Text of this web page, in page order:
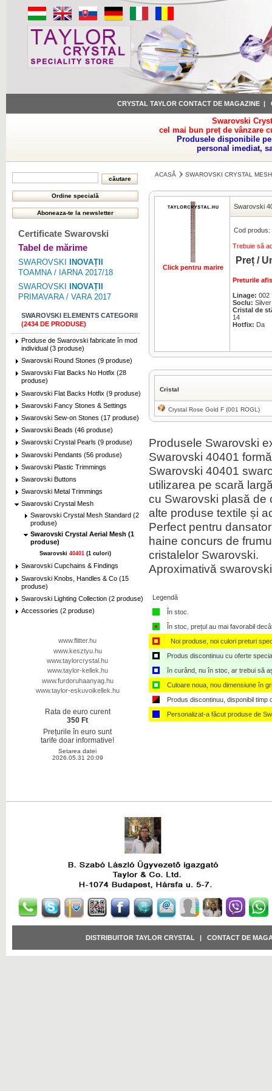
CRYSTAL TAYLOR CONTACT DE MAGAZINE |
Swarovski
cel mai bun preț de vânzare
Produsele disponibile
personal imediat,
Certificate Swarovski
Tabel de mărime
SWAROVSKI
INOVAȚII
TOAMNA / IARNA 2017/18
SWAROVSKI
INOVAȚII
PRIMAVARA / VARA 2017
SWAROVSKI ELEMENTS CATEGORII
(2434 DE PRODUSE)
Produse de Swarovski fabricate în mod
individual (3 produse)
Swarovski Round Stones (9 produse)
Swarovski Flat Backs No Hotfix (28
produse)
Swarovski Flat Backs Hotfix (9 produse)
Swarovski Fancy Stones & Settings
Swarovski Sew-on Stones (17 produse)
Swarovski Beads (46 produse)
Swarovski Crystal Pearls (9 produse)
Swarovski Pendants (56 produse)
Swarovski Plastic Trimmings
Swarovski Buttons
Swarovski Metal Trimmings
Swarovski Crystal Mesh
Swarovski Crystal Mesh Standard (2
produse)
Swarovski Crystal Aerial Mesh (1
produse)
Swarovski 40401 (1 culori)
Swarovski Cupchains & Findings
Swarovski Knobs, Handles & Co (15
produse)
Swarovski Lighting Collection (2 produse)
Accessories (2 produse)
www.flitter.hu
www.kesztyu.hu
www.taylorcrystal.hu
www.taylor-kellek.hu
www.furdoruhaanyag.hu
www.taylor-eskuvoikellek.hu
Rata de euro curent
350 Ft
Prețurile în euro sunt
tarife doar informative!
Setarea datei
2026.05.31 20:09
ACASĂ SWAROVSKI CRYSTAL MESH
Click pentru marire
Swarovski
Cod produs:
Trebuie să
Preț /
Preturile
Linage: 002
Soclu:
Cristal de
14
Hotfix: Da
Cristal
Crystal Rose Gold F (001 ROGL)
Produsele Swarovski
Swarovski 40401
Swarovski 40401
utilizarea pe scară
cu Swarovski plasă de
alte produse textile și
Perfect pentru
haine concurs de
cristalelor Swarovski.
Aproximativă
Legendă
În stoc.
În stoc, prețul au mai favorabil
Noi produse, noi culori preturi
Produs discontinuu cu oferte
în curând, nu în stoc, ar trebui să
Culoare noua, nou dimensiune în
Produs discontinuu, disponibil timp
Personalizat-a făcut produse de
DISTRIBUITOR TAYLOR CRYSTAL | CONTACT DE